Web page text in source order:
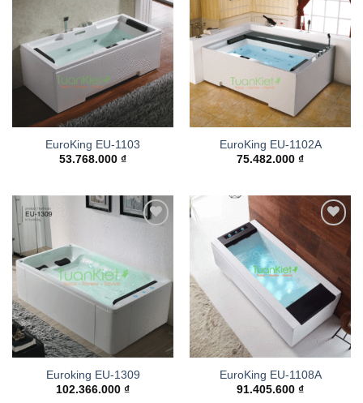
Add to
wishlist
EuroKing EU-1103
53.768.000 ₫
wishlist
EuroKing EU-1102A
75.482.000 ₫
Euroking EU-1309
102.366.000 ₫
Add to
EuroKing EU-1108A
91.405.600 ₫